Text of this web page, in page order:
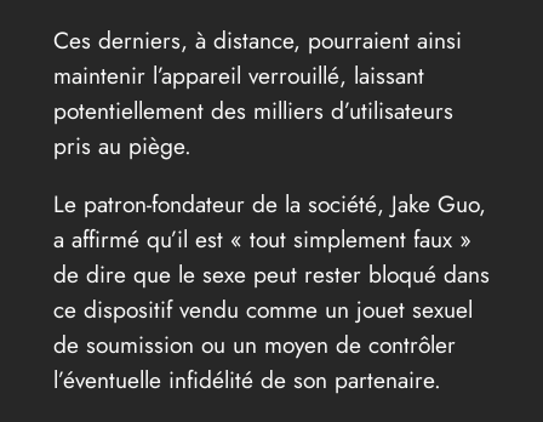
Ces derniers, à distance, pourraient ainsi
maintenir l’appareil verrouillé, laissant
potentiellement des milliers d’utilisateurs
pris au piège.
Le patron-fondateur de la société, Jake Guo,
a affirmé qu’il est « tout simplement faux »
de dire que le sexe peut rester bloqué dans
ce dispositif vendu comme un jouet sexuel
de soumission ou un moyen de contrôler
l’éventuelle infidélité de son partenaire.